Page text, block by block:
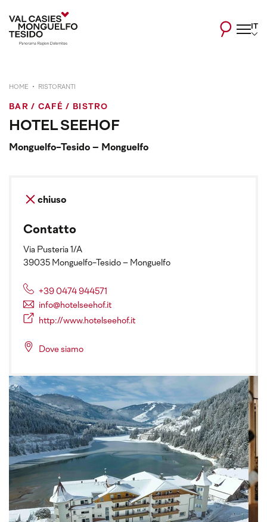
IT
HOME RISTORANTI
BAR / CAFÉ / BISTRO
HOTEL SEEHOF
Monguelfo-Tesido – Monguelfo
chiuso
Contatto
Via Pusteria 1/A
39035 Monguelfo-Tesido – Monguelfo
+39 0474 944571
info@hotelseehof.it
http://www.hotelseehof.it
Dove siamo